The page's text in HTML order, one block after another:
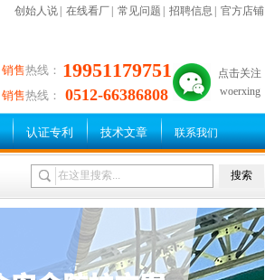
创始人说 在线看厂 常见问题 招聘信息 官方店铺
点击关注
woerxing
销售热线： 19951179751
销售热线： 0512-66386808
认证专利 技术文章 联系我们
搜索